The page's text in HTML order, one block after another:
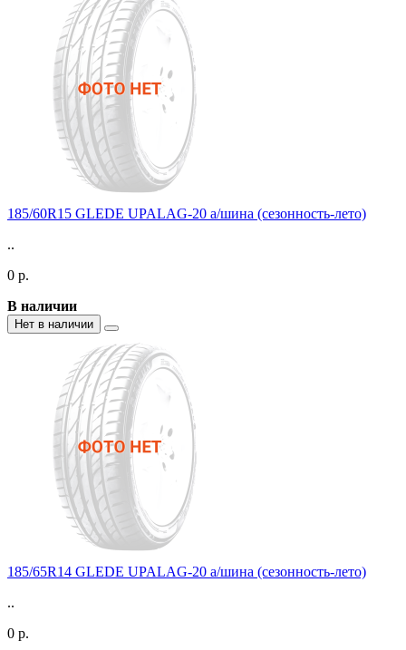
185/60R15 GLEDE UPALAG-20 а/шина (сезонность-лето)
..
0 р.
В наличии
Нет в наличии
185/65R14 GLEDE UPALAG-20 а/шина (сезонность-лето)
..
0 р.